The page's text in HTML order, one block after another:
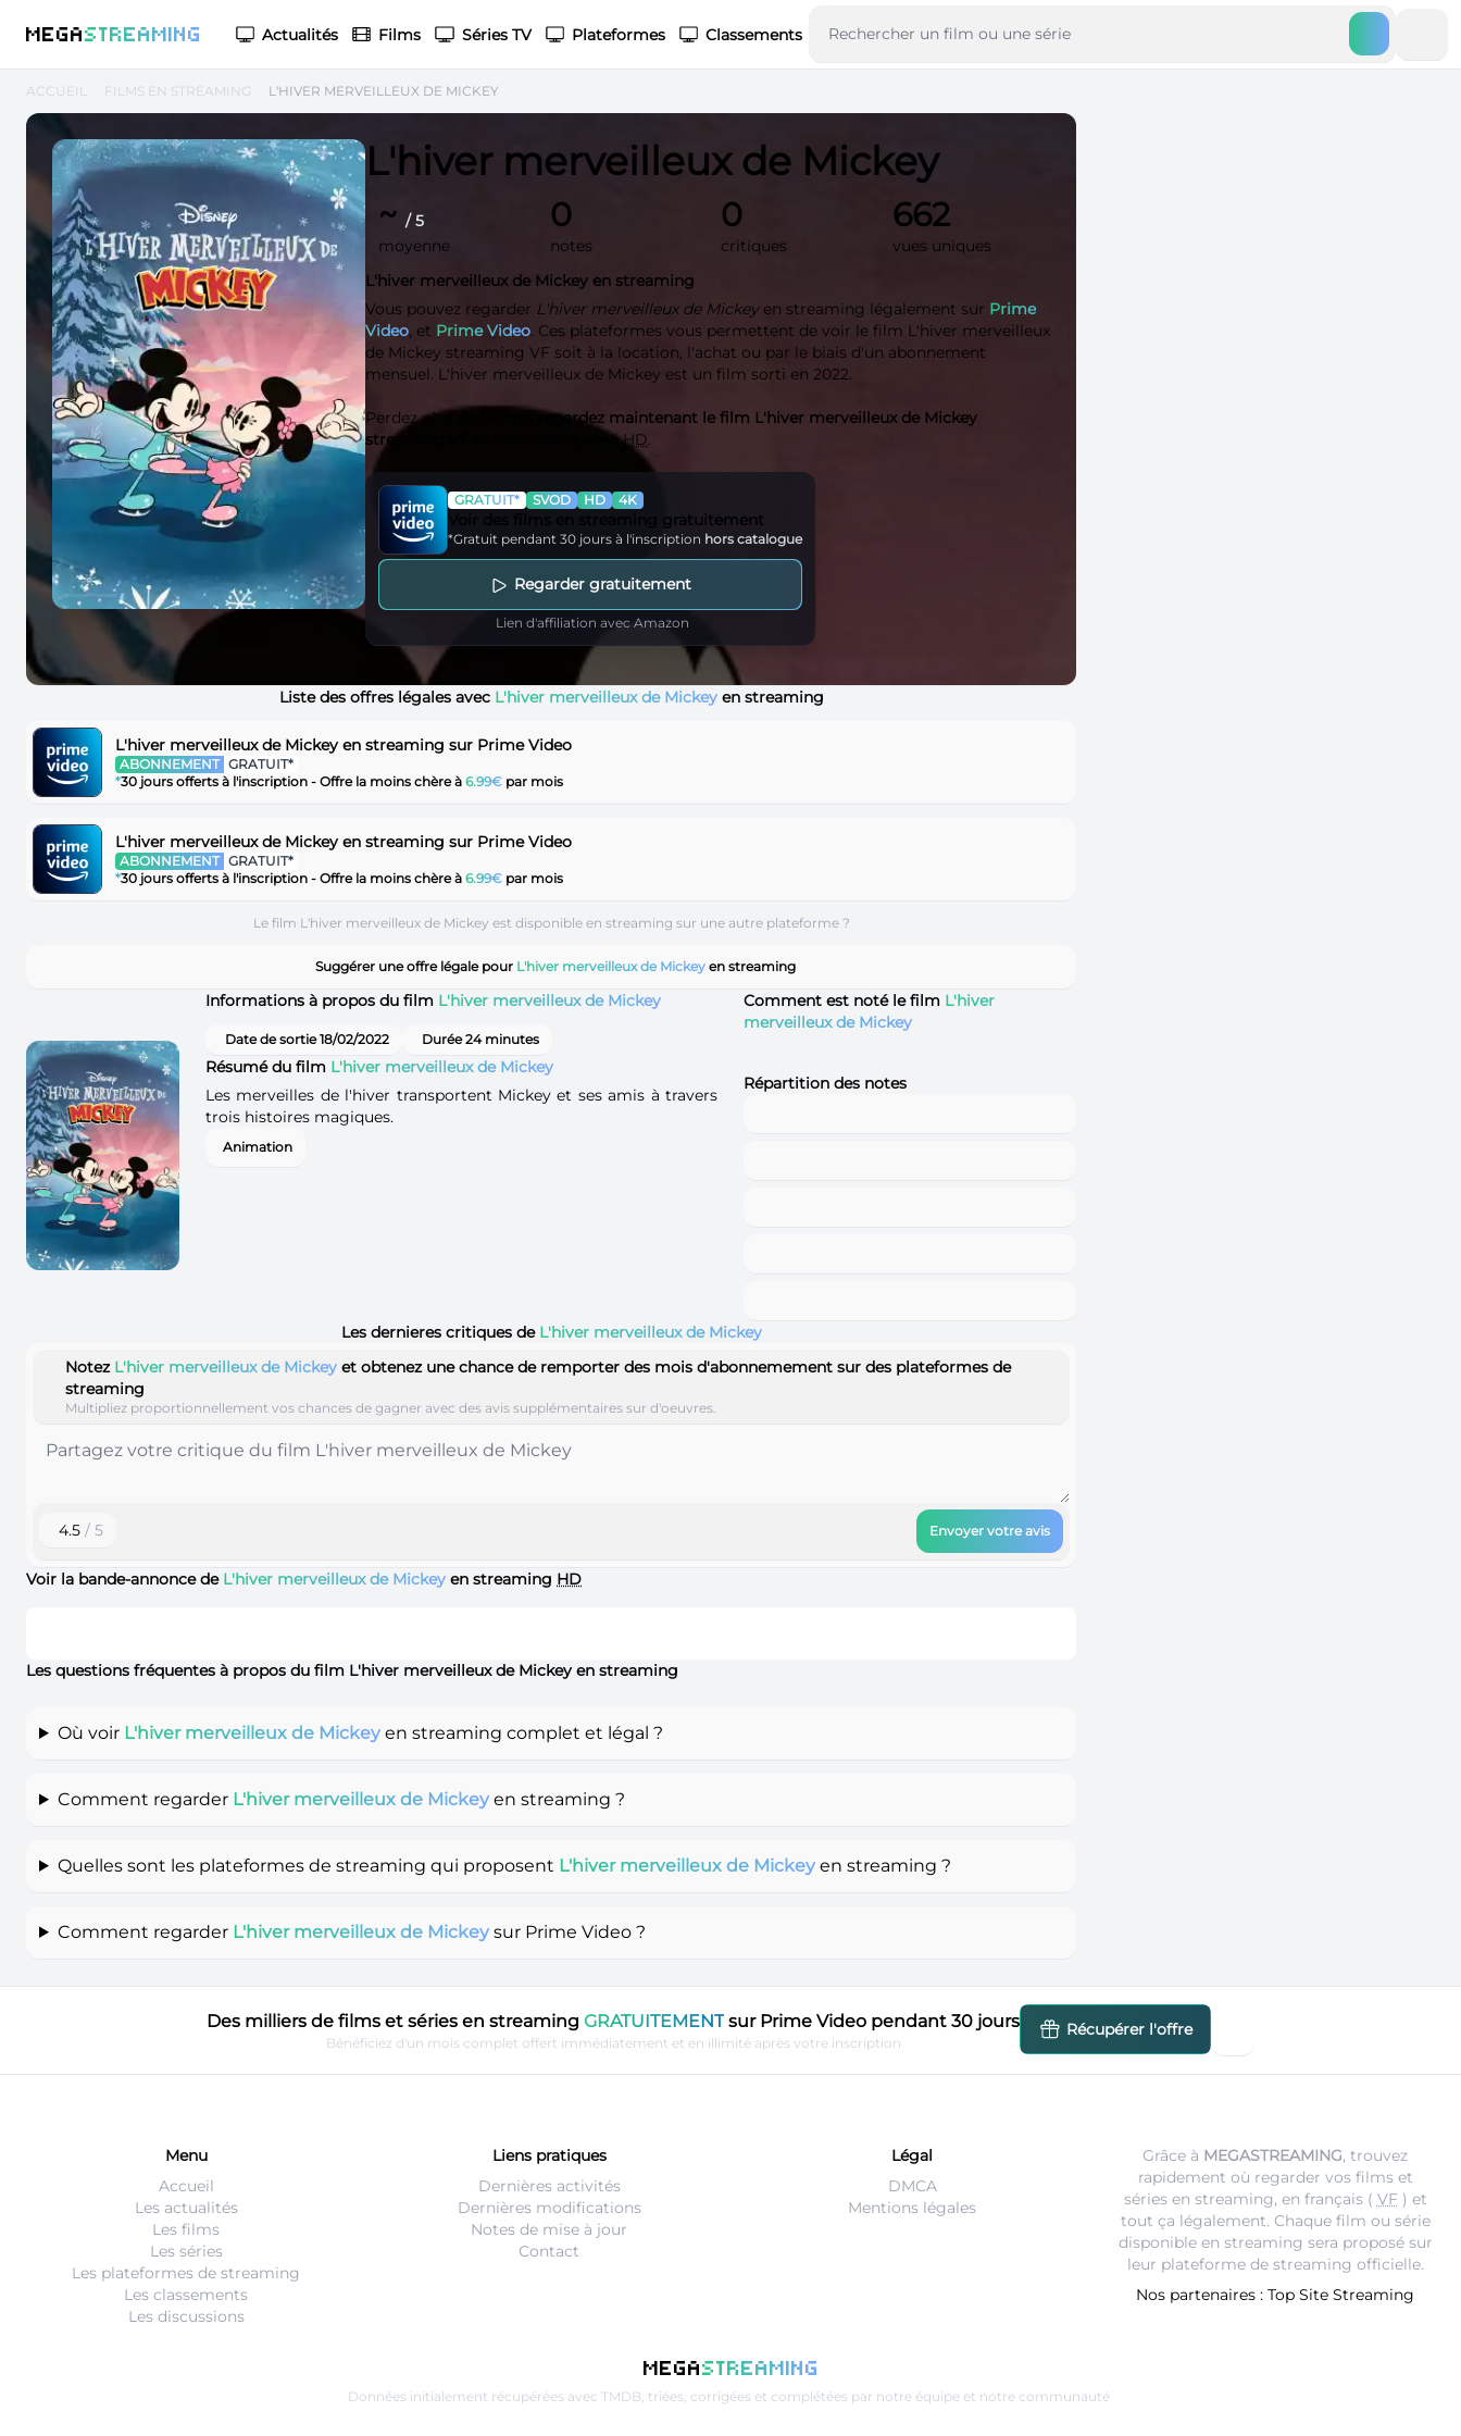
MEGASTREAMING Actualités Films Séries TV Plateformes Classements
ACCUEIL FILMS EN STREAMING L'HIVER MERVEILLEUX DE MICKEY
L'hiver merveilleux de Mickey
~ / 5
moyenne
0
notes
0
critiques
662
vues uniques
L'hiver merveilleux de Mickey en streaming
Vous pouvez regarder L'hiver merveilleux de Mickeyen streaming légalement sur Prime
Video, et Prime Video. Ces plateformes vous permettent de voir le film L'hiver merveilleux
de Mickey streaming VF soit à la location, l'achat ou par le biais d'un abonnement
mensuel. L'hiver merveilleux de Mickey est un film sorti en 2022.
Perdez plus de temps,
regardez maintenant le film L'hiver merveilleux de Mickey
streaming VF
et dans une qualitéHD.
GRATUIT* SVOD HD 4K
Voir des films en streaming gratuitement
*Gratuit pendant 30 jours à l'inscription hors catalogue
Regarder gratuitement
Lien d'affiliation avec Amazon
Liste des offres légales avec L'hiver merveilleux de Mickeyen streaming
L'hiver merveilleux de Mickey en streaming sur Prime Video
ABONNEMENT GRATUIT*
*30 jours offerts à l'inscription - Offre la moins chère à 6.99€ par mois
L'hiver merveilleux de Mickey en streaming sur Prime Video
ABONNEMENT GRATUIT*
*30 jours offerts à l'inscription - Offre la moins chère à 6.99€ par mois
Le film L'hiver merveilleux de Mickey est disponible en streaming sur une autre plateforme ?
Suggérer une offre légale pour L'hiver merveilleux de Mickey en streaming
Informations à propos du film L'hiver merveilleux de Mickey
Date de sortie 18/02/2022 Durée 24 minutes
Résumé du film L'hiver merveilleux de Mickey
Les merveilles de l'hiver transportent Mickey et ses amis à travers
trois histoires magiques.
Animation
Comment est noté le film L'hiver
merveilleux de Mickey
Répartition des notes
Les dernieres critiques de L'hiver merveilleux de Mickey
Notez L'hiver merveilleux de Mickey et obtenez une chance de remporter des mois d'abonnemement sur des plateformes de
streaming
Multipliez proportionnellement vos chances de gagner avec des avis supplémentaires sur d'oeuvres.
4.5 / 5 Envoyer votre avis
Voir la bande-annonce de L'hiver merveilleux de Mickey en streaming HD
Les questions fréquentes à propos du film L'hiver merveilleux de Mickey en streaming
Où voir L'hiver merveilleux de Mickeyen streaming complet et légal ?
Comment regarder L'hiver merveilleux de Mickeyen streaming ?
Quelles sont les plateformes de streaming qui proposent L'hiver merveilleux de Mickeyen streaming ?
Comment regarder L'hiver merveilleux de Mickeysur Prime Video ?
Des milliers de films et séries en streamingGRATUITEMENT sur Prime Video pendant 30 jours
Bénéficiez d'un mois complet offert immédiatement et en illimité après votre inscription
Récupérer l'offre
Menu
Accueil
Les actualités
Les films
Les séries
Les plateformes de streaming
Les classements
Les discussions
Liens pratiques
Dernières activités
Dernières modifications
Notes de mise à jour
Contact
Légal
DMCA
Mentions légales
Grâce à MEGASTREAMING, trouvez
rapidement où regarder vos films et
séries en streaming, en français ( VF) et
tout ça légalement. Chaque film ou série
disponible en streaming sera proposé sur
leur plateforme de streaming officielle.
Nos partenaires : Top Site Streaming
MEGASTREAMING
Données initialement récupérées avec TMDB , triées, corrigées et complétées par notre équipe et notre communauté